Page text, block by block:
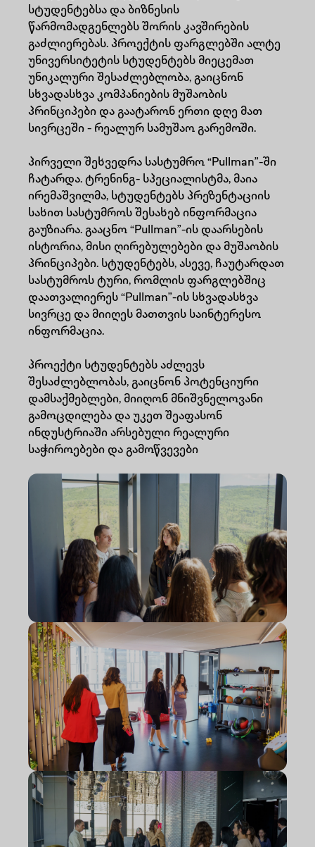
სტუდენტებსა და ბიზნესის
წარმომადგენლებს შორის კავშირების
გაძლიერებას. პროექტის ფარგლებში ალტე
უნივერსიტეტის სტუდენტებს მიეცემათ
უნიკალური შესაძლებლობა, გაიცნონ
სხვადასხვა კომპანიების მუშაობის
პრინციპები და გაატარონ ერთი დღე მათ
სივრცეში - რეალურ სამუშაო გარემოში.
პირველი შეხვედრა სასტუმრო “Pullman”-ში
ჩატარდა. ტრენინგ- სპეციალისტმა, მაია
ირემაშვილმა, სტუდენტებს პრეზენტაციის
სახით სასტუმროს შესახებ ინფორმაცია
გაუზიარა. გააცნო “Pullman”-ის დაარსების
ისტორია, მისი ღირებულებები და მუშაობის
პრინციპები. სტუდენტებს, ასევე, ჩაუტარდათ
სასტუმროს ტური, რომლის ფარგლებშიც
დაათვალიერეს “Pullman”-ის სხვადასხვა
სივრცე და მიიღეს მათთვის საინტერესო
ინფორმაცია.
პროექტი სტუდენტებს აძლევს
შესაძლებლობას, გაიცნონ პოტენციური
დამსაქმებლები, მიიღონ მნიშვნელოვანი
გამოცდილება და უკეთ შეაფასონ
ინდუსტრიაში არსებული რეალური
საჭიროებები და გამოწვევები